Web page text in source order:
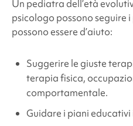
Un pediatra dell’età
psicologo possono seguire
possono essere d’aiuto:
Suggerire le giuste
terapia fisica,
comportamentale.
Guidare i piani